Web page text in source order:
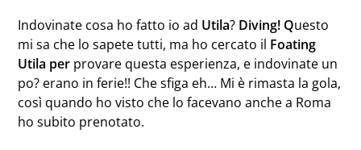
Indovinate cosa ho fatto io ad Utila? Diving! Questo
mi sa che lo sapete tutti, ma ho cercato il Foating
Utila per provare questa esperienza, e indovinate un
po? erano in ferie!! Che sfiga eh… Mi è rimasta la gola,
così quando ho visto che lo facevano anche a Roma
ho subito prenotato.